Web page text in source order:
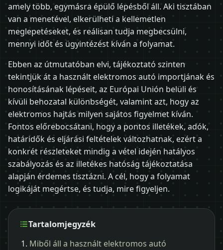
amely több, egymásra épülő lépésből áll. Aki tisztában
van a menetével, elkerülheti a kellemetlen
meglepetéseket, és reálisan tudja megbecsülni,
mennyi időt és ügyintézést kíván a folyamat.
Ebben az útmutatóban elvi, tájékoztató szinten
tekintjük át a használt elektromos autó importjának és
honosításának lépéseit, az Európai Unión belüli és
kívüli behozatal különbségét, valamint azt, hogy az
elektromos hajtás milyen sajátos figyelmet kíván.
Fontos előrebocsátani, hogy a pontos illetékek, adók,
határidők és eljárási feltételek változhatnak, ezért a
konkrét részleteket mindig a vétel idején hatályos
szabályozás és az illetékes hatóság tájékoztatása
alapján érdemes tisztázni. A cél, hogy a folyamat
logikáját megértse, és tudja, mire figyeljen.
Tartalomjegyzék
Miből áll a használt elektromos autó